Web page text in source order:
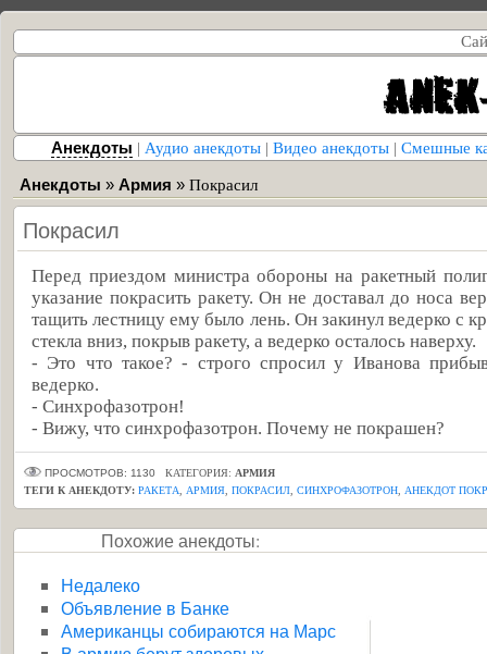
Анекдоты | Аудио анекдоты | Видео анекдоты | Смешные
Анекдоты » Армия » Покрасил
Покрасил
Перед приездом министра обороны на ракетный
указание покрасить ракету. Он не доставал до носа
тащить лестницу ему было лень. Он закинул ведерко с
стекла вниз, покрыв ракету, а ведерко осталось наверху.
- Это что такое? - строго спросил у Иванова
ведерко.
- Синхрофазотрон!
- Вижу, что синхрофазотрон. Почему не покрашен?
ПРОСМОТРОВ: 1130 КАТЕГОРИЯ: АРМИЯ
ТЕГИ К АНЕКДОТУ: РАКЕТА АРМИЯ ПОКРАСИЛ СИНХРОФАЗОТРОН АНЕКДОТ
Похожие анекдоты:
Недалеко
Объявление в Банке
Американцы собираются на Марс